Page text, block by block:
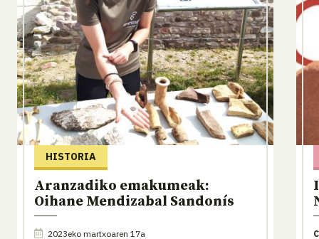
HISTORIA
Aranzadiko emakumeak:
Oihane Mendizabal Sandonís
2023eko martxoaren 17a